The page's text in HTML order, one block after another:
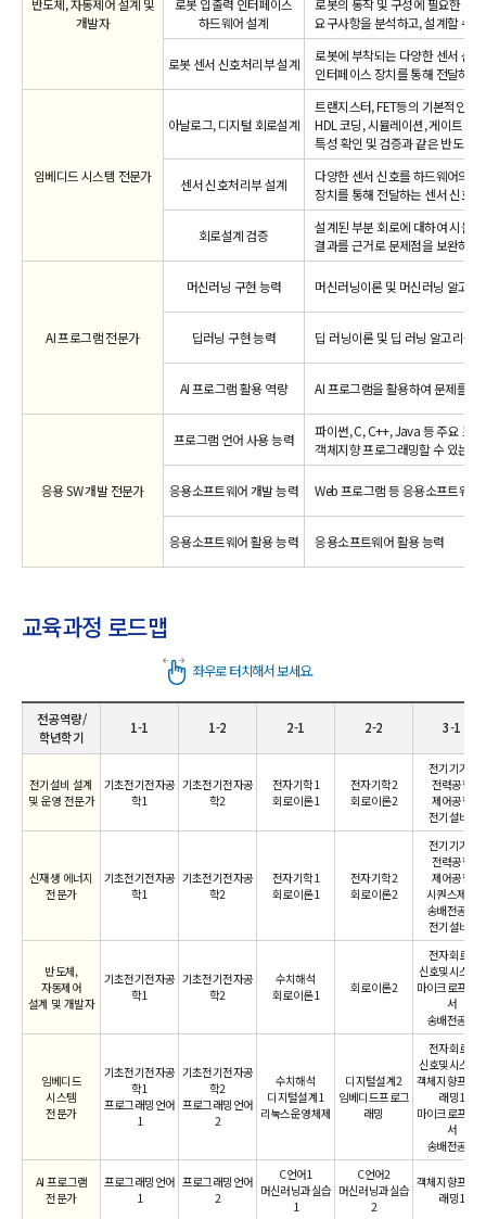
개발자
하드웨어 설계
요구사항을 분석하고, 설계할 수
로봇 센서 신호처리부 설계
로봇에 부착되는 다양한 센서 신
인터페이스 장치를 통해 전달하
임베디드 시스템 전문가
아날로그, 디지털 회로설계
트랜지스터, FET등의 기본적인
HDL 코딩, 시뮬레이션, 게이트 레
특성 확인 및 검증과 같은 반도체
센서 신호처리부 설계
다양한 센서 신호를 하드웨어의
장치를 통해 전달하는 센서 신호
회로설계 검증
설계된 부분 회로에 대하여 시뮬
결과를 근거로 문제점을 보완하는
AI 프로그램 전문가
머신러닝 구현 능력 머신러닝이론 및 머신러닝 알고
딥러닝 구현 능력 딥 러닝이론 및 딥 러닝 알고리즘
AI 프로그램 활용 역량 AI 프로그램을 활용하여 문제를
응용 SW 개발 전문가
프로그램 언어 사용 능력
파이썬, C, C++, Java 등 주요 프
객체지향 프로그래밍할 수 있는
응용소프트웨어 개발 능력 Web 프로그램 등 응용소프트웨어
응용소프트웨어 활용 능력 응용소프트웨어 활용 능력
교육과정 로드맵
전공역량/
학년학기
1-1 1-2 2-1 2-2 3-1
전기설비 설계
및 운영 전문가
기초전기전자공
학1
기초전기전자공
학2
전자기학1
회로이론1
전자기학2
회로이론2
전기기기1
전력공학
제어공학
전기설비1
신재생 에너지
전문가
기초전기전자공
학1
기초전기전자공
학2
전자기학1
회로이론1
전자기학2
회로이론2
전기기기1
전력공학
제어공학
시퀀스제어
송배전공학
전기설비1
반도체,
자동제어
설계 및 개발자
기초전기전자공
학1
기초전기전자공
학2
수치해석
회로이론1
회로이론2
전자회로1
신호및시스템1
마이크로프로
서
송배전공학
임베디드
시스템
전문가
기초전기전자공
학1
프로그래밍언어
1
기초전기전자공
학2
프로그래밍언어
2
수치해석
디지털설계1
리눅스운영체제
디지털설계2
임베디드프로그
래밍
전자회로1
신호및시스템1
객체지향프로
래밍1
마이크로프로
서
송배전공학
AI 프로그램
전문가
프로그래밍언어
1
프로그래밍언어
2
C언어1
머신러닝과실습
1
C언어2
머신러닝과실습
2
객체지향프로
래밍1